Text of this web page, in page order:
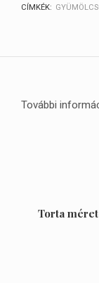
CÍMKÉK:
További
Torta